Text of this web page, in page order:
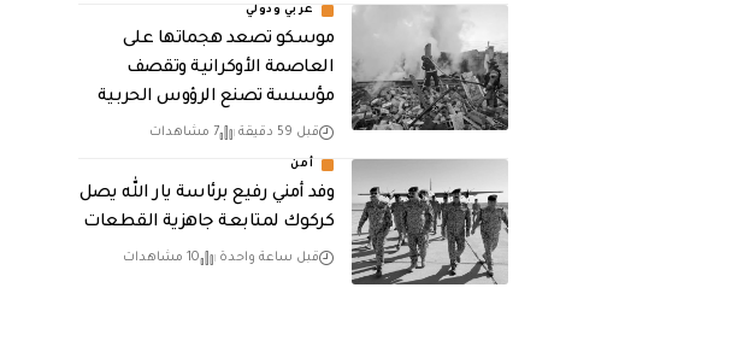
عربي ودولي
موسكو تصعد هجماتها على
العاصمة الأوكرانية وتقصف
مؤسسة تصنع الرؤوس الحربية
قبل 59 دقيقة 7 مشاهدات
أمن
وفد أمني رفيع برئاسة يار الله يصل
كركوك لمتابعة جاهزية القطعات
قبل ساعة واحدة 10 مشاهدات